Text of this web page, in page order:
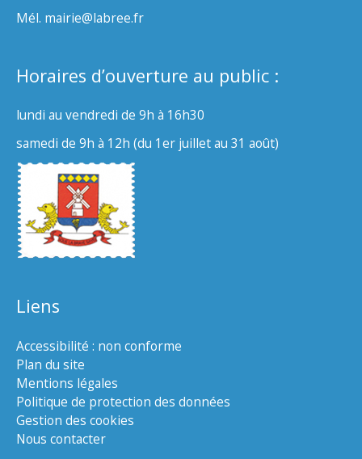
Mél. mairie@labree.fr
Horaires d’ouverture au public :
lundi au vendredi de 9h à 16h30
samedi de 9h à 12h (du 1er juillet au 31 août)
Liens
Accessibilité : non conforme
Plan du site
Mentions légales
Politique de protection des données
Gestion des cookies
Nous contacter